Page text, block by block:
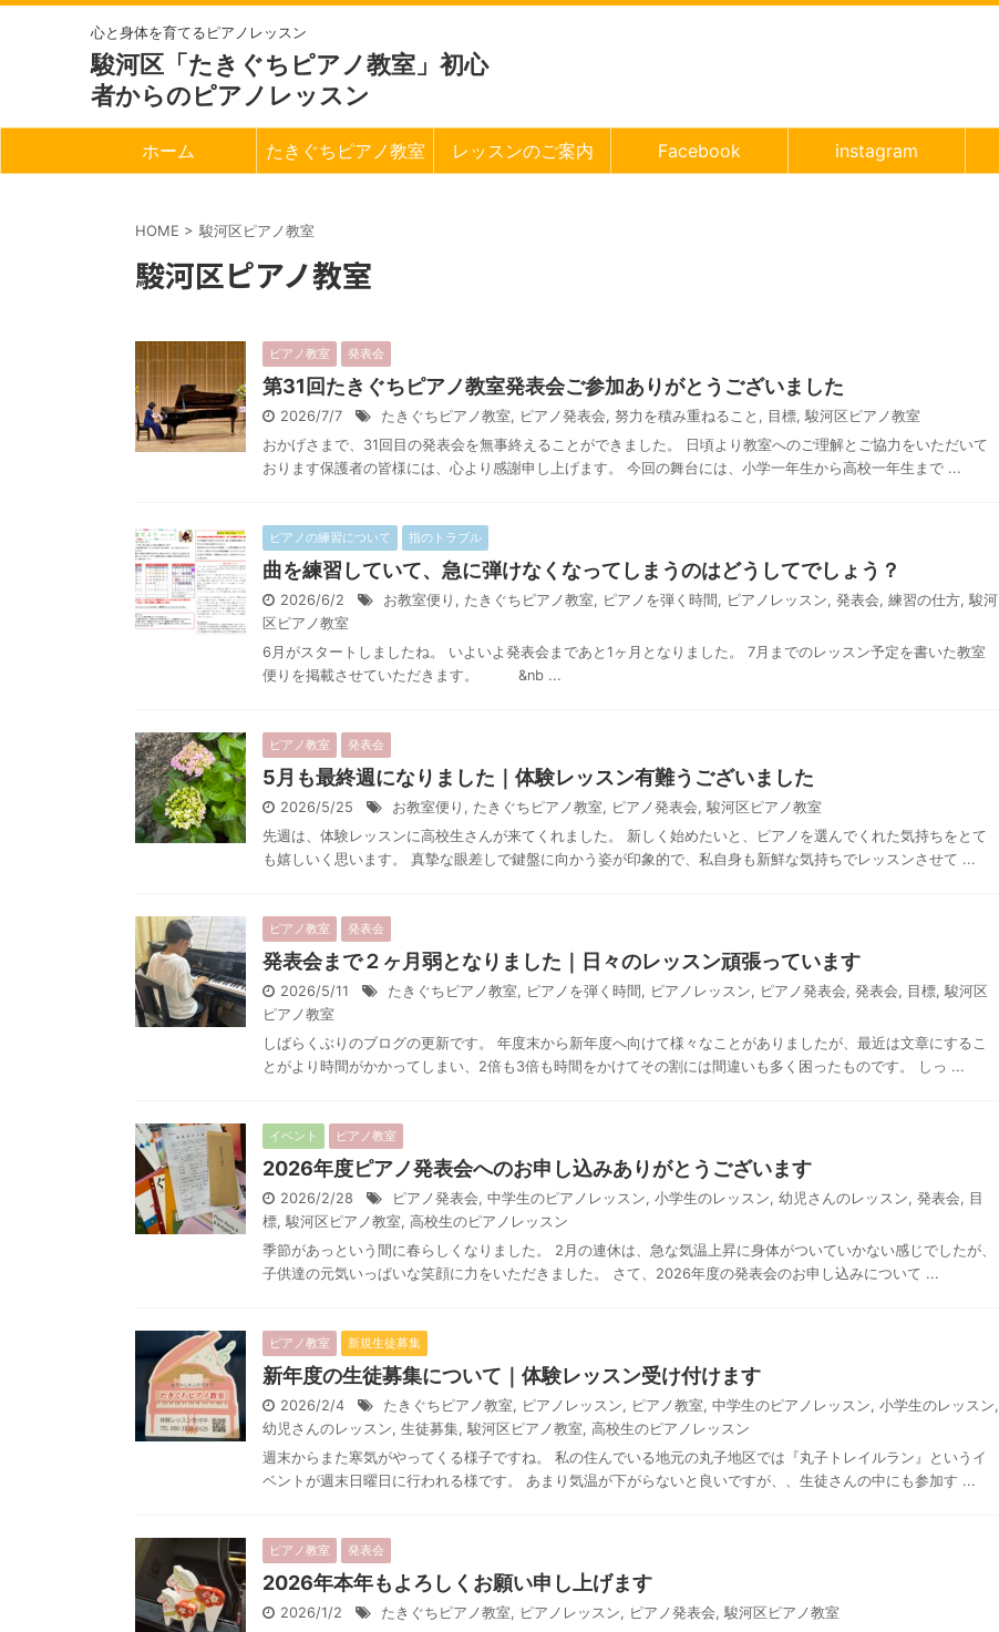
心と身体を育てるピアノレッスン
駿河区「たきぐちピアノ教室」初心
者からのピアノレッスン
ホーム たきぐちピアノ教室 レッスンのご案内 Facebook instagram
HOME > 駿河区ピアノ教室
駿河区ピアノ教室
ピアノ教室 発表会
第31回たきぐちピアノ教室発表会ご参加ありがとうございました
2026/7/7 たきぐちピアノ教室, ピアノ発表会, 努力を積み重ねること , 目標, 駿河区ピアノ教室
おかげさまで、31回目の発表会を無事終えることができました。 日頃より教室へのご理解とご協力をいただいて
おります保護者の皆様には、心より感謝申し上げます。 今回の舞台には、小学一年生から高校一年生まで ...
ピアノの練習について 指のトラブル
曲を練習していて、急に弾けなくなってしまうのはどうしてでしょう？
2026/6/2 お教室便り , たきぐちピアノ教室, ピアノを弾く時間 , ピアノレッスン, 発表会, 練習の仕方, 駿河
区ピアノ教室
6月がスタートしましたね。 いよいよ発表会まであと1ヶ月となりました。 7月までのレッスン予定を書いた教室
便りを掲載させていただきます。 &nb ...
ピアノ教室 発表会
5月も最終週になりました｜体験レッスン有難うございました
2026/5/25 お教室便り , たきぐちピアノ教室, ピアノ発表会, 駿河区ピアノ教室
先週は、体験レッスンに高校生さんが来てくれました。 新しく始めたいと、ピアノを選んでくれた気持ちをとて
も嬉しいく思います。 真摯な眼差しで鍵盤に向かう姿が印象的で、私自身も新鮮な気持ちでレッスンさせて ...
ピアノ教室 発表会
発表会まで２ヶ月弱となりました｜日々のレッスン頑張っています
2026/5/11 たきぐちピアノ教室, ピアノを弾く時間 , ピアノレッスン, ピアノ発表会, 発表会, 目標, 駿河区
ピアノ教室
しばらくぶりのブログの更新です。 年度末から新年度へ向けて様々なことがありましたが、最近は文章にするこ
とがより時間がかかってしまい、2倍も3倍も時間をかけてその割には間違いも多く困ったものです。 しっ ...
イベント ピアノ教室
2026年度ピアノ発表会へのお申し込みありがとうございます
2026/2/28 ピアノ発表会, 中学生のピアノレッスン, 小学生のレッスン, 幼児さんのレッスン, 発表会, 目
標, 駿河区ピアノ教室, 高校生のピアノレッスン
季節があっという間に春らしくなりました。 2月の連休は、急な気温上昇に身体がついていかない感じでしたが、
子供達の元気いっぱいな笑顔に力をいただきました。 さて、2026年度の発表会のお申し込みについて ...
ピアノ教室 新規生徒募集
新年度の生徒募集について｜体験レッスン受け付けます
2026/2/4 たきぐちピアノ教室, ピアノレッスン, ピアノ教室, 中学生のピアノレッスン, 小学生のレッスン,
幼児さんのレッスン, 生徒募集, 駿河区ピアノ教室, 高校生のピアノレッスン
週末からまた寒気がやってくる様子ですね。 私の住んでいる地元の丸子地区では『丸子トレイルラン』というイ
ベントが週末日曜日に行われる様です。 あまり気温が下がらないと良いですが、、生徒さんの中にも参加す ...
ピアノ教室 発表会
2026年本年もよろしくお願い申し上げます
2026/1/2 たきぐちピアノ教室, ピアノレッスン, ピアノ発表会, 駿河区ピアノ教室